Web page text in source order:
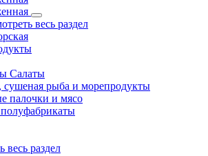
весь раздел
Салаты
сушеная рыба и морепродукты
палочки и мясо
весь раздел